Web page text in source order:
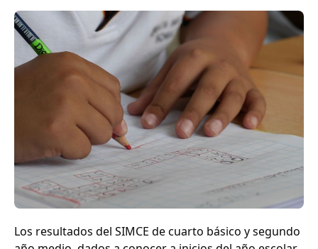
Los resultados del SIMCE de cuarto básico y segundo